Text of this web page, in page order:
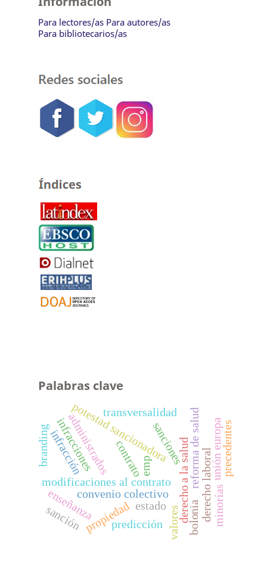
Para lectores/as Para autores/as
Para bibliotecarios/as
Palabras clave
contrato
modificaciones al contrato derecho a la saludreforma de salud
potestad sancionadora
administrados
infracciones sanciones
convenio colectivo derecho laboral
propiedad estado
unión europa
bolonia
enseñanza
valores
transversalidad
precedentes
predicción
infracción
sanción
emp
branding
minorías